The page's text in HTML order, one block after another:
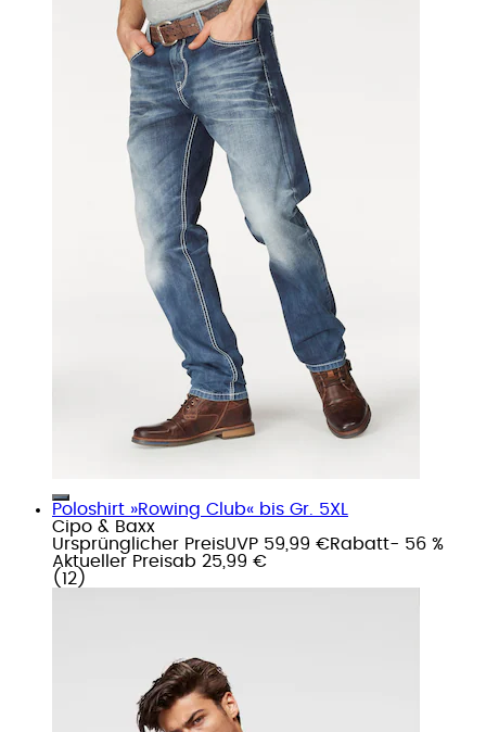
Poloshirt »Rowing Club« bis Gr. 5XL
Cipo & Baxx
Ursprünglicher PreisUVP 59,99 €Rabatt- 56 %
Aktueller Preisab 25,99 €
( 12 )